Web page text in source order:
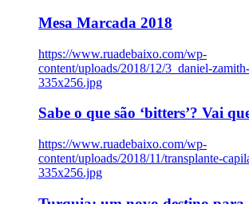
Mesa Marcada 2018
https://www.ruadebaixo.com/wp-
content/uploads/2018/12/3_daniel-
335x256.jpg
Sabe o que são ‘bitters’? Vai
https://www.ruadebaixo.com/wp-
content/uploads/2018/11/transplante-
335x256.jpg